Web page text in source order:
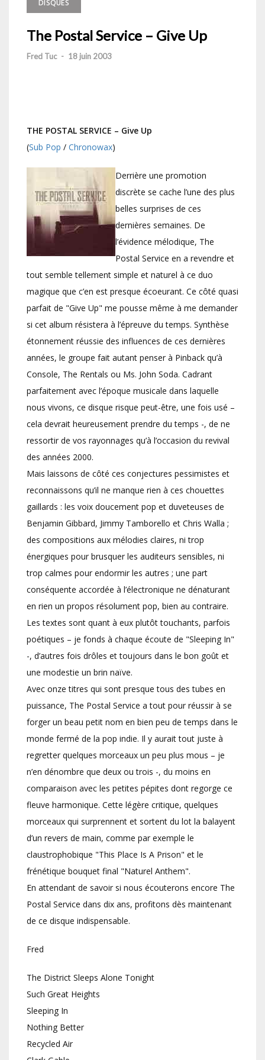
DISQUES
The Postal Service – Give Up
Fred Tuc - 18 juin 2003
THE POSTAL SERVICE – Give Up
(Sub Pop / Chronowax)
Derrière une promotion
discrète se cache l’une des plus
belles surprises de ces
dernières semaines. De
l’évidence mélodique, The
Postal Service en a revendre et
tout semble tellement simple et naturel à ce duo
magique que c’en est presque écoeurant. Ce côté quasi
parfait de "Give Up" me pousse même à me demander
si cet album résistera à l’épreuve du temps. Synthèse
étonnement réussie des influences de ces dernières
années, le groupe fait autant penser à Pinback qu’à
Console, The Rentals ou Ms. John Soda. Cadrant
parfaitement avec l’époque musicale dans laquelle
nous vivons, ce disque risque peut-être, une fois usé –
cela devrait heureusement prendre du temps -, de ne
ressortir de vos rayonnages qu’à l’occasion du revival
des années 2000.
Mais laissons de côté ces conjectures pessimistes et
reconnaissons qu’il ne manque rien à ces chouettes
gaillards : les voix doucement pop et duveteuses de
Benjamin Gibbard, Jimmy Tamborello et Chris Walla ;
des compositions aux mélodies claires, ni trop
énergiques pour brusquer les auditeurs sensibles, ni
trop calmes pour endormir les autres ; une part
conséquente accordée à l’électronique ne dénaturant
en rien un propos résolument pop, bien au contraire.
Les textes sont quant à eux plutôt touchants, parfois
poétiques – je fonds à chaque écoute de "Sleeping In"
-, d’autres fois drôles et toujours dans le bon goût et
une modestie un brin naïve.
Avec onze titres qui sont presque tous des tubes en
puissance, The Postal Service a tout pour réussir à se
forger un beau petit nom en bien peu de temps dans le
monde fermé de la pop indie. Il y aurait tout juste à
regretter quelques morceaux un peu plus mous – je
n’en dénombre que deux ou trois -, du moins en
comparaison avec les petites pépites dont regorge ce
fleuve harmonique. Cette légère critique, quelques
morceaux qui surprennent et sortent du lot la balayent
d’un revers de main, comme par exemple le
claustrophobique "This Place Is A Prison" et le
frénétique bouquet final "Naturel Anthem".
En attendant de savoir si nous écouterons encore The
Postal Service dans dix ans, profitons dès maintenant
de ce disque indispensable.
Fred
The District Sleeps Alone Tonight
Such Great Heights
Sleeping In
Nothing Better
Recycled Air